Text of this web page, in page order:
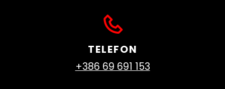
TELEFON
+386 69 691 153